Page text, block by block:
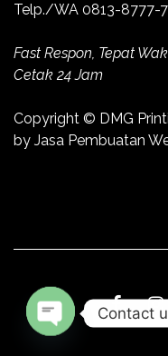
Telp./WA 0813-8777-
Fast Respon, Tepat
Cetak 24 Jam
Copyright © DMG
by Jasa Pembuatan
Contact